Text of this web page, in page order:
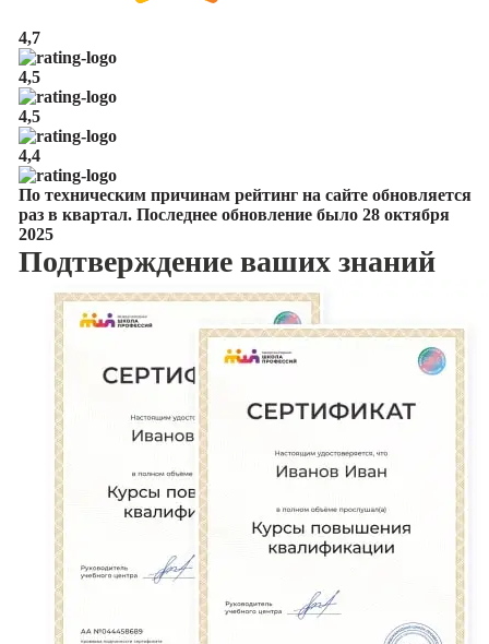
4,7
4,5
4,5
4,4
По техническим причинам рейтинг на сайте обновляется
раз в квартал. Последнее обновление было 28 октября
2025
Подтверждение ваших знаний